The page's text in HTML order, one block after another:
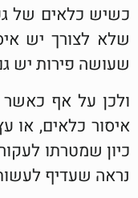
כשיש כלאים של
שלא לצורך יש
שעושה פירות יש
ולכן על אף
איסור כלאים, או
כיון שמטרתו
נראה שעדיף